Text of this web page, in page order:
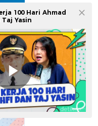
100 Hari Ahmad
Yasin